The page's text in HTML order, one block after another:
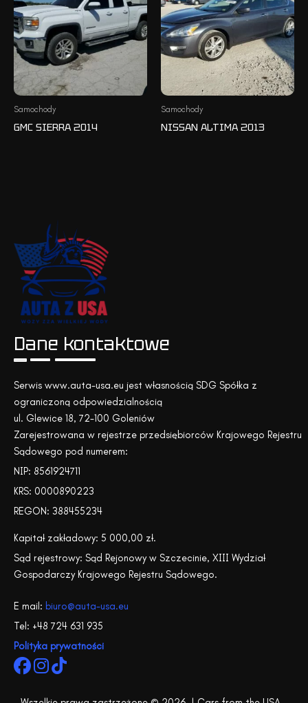
Samochody
GMC SIERRA 2014
Samochody
NISSAN ALTIMA 2013
Dane kontaktowe
Serwis www.auta-usa.eu jest własnością SDG Spółka z
ograniczoną odpowiedzialnością
ul. Glewice 18, 72-100 Goleniów
Zarejestrowana w rejestrze przedsiębiorców Krajowego Rejestru
Sądowego pod numerem:
NIP: 8561924711
KRS: 0000890223
REGON: 388455234
Kapitał zakładowy: 5 000,00 zł.
Sąd rejestrowy: Sąd Rejonowy w Szczecinie, XIII Wydział
Gospodarczy Krajowego Rejestru Sądowego.
E mail: biuro@auta-usa.eu
Tel: +48 724 631 935
Polityka prywatności